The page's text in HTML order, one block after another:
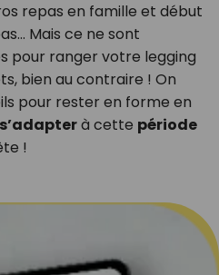
repas en famille et début
Mais ce ne sont
pour ranger votre legging
bien au contraire ! On
pour rester en forme en
s’adapterà cette période
!